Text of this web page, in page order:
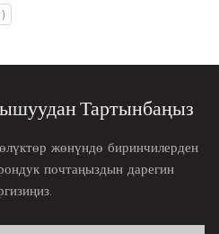
Тартынбаңыз
жөнүндө биринчилерден
почтаңыздын дарегин